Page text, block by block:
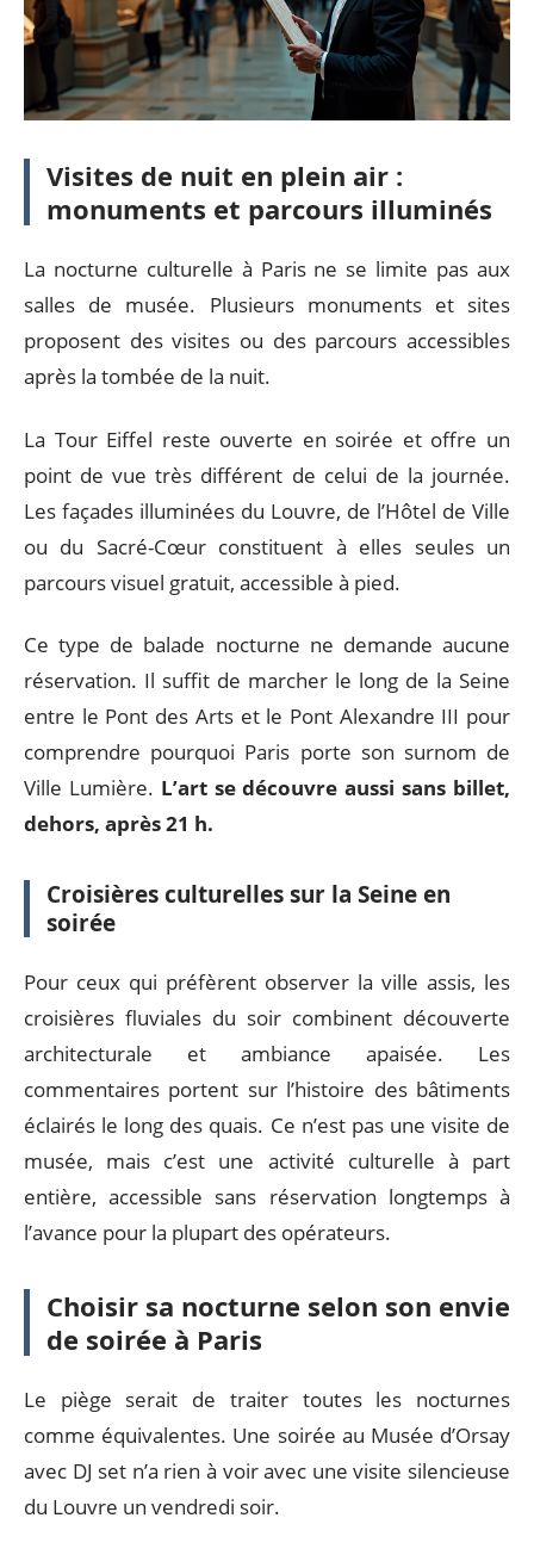
Visites de nuit en plein air :
monuments et parcours illuminés
La nocturne culturelle à Paris ne se limite pas aux
salles de musée. Plusieurs monuments et sites
proposent des visites ou des parcours accessibles
après la tombée de la nuit.
La Tour Eiffel reste ouverte en soirée et offre un
point de vue très différent de celui de la journée.
Les façades illuminées du Louvre, de l’Hôtel de Ville
ou du Sacré-Cœur constituent à elles seules un
parcours visuel gratuit, accessible à pied.
Ce type de balade nocturne ne demande aucune
réservation. Il suffit de marcher le long de la Seine
entre le Pont des Arts et le Pont Alexandre III pour
comprendre pourquoi Paris porte son surnom de
Ville Lumière. L’art se découvre aussi sans billet,
dehors, après 21 h.
Croisières culturelles sur la Seine en
soirée
Pour ceux qui préfèrent observer la ville assis, les
croisières fluviales du soir combinent découverte
architecturale et ambiance apaisée. Les
commentaires portent sur l’histoire des bâtiments
éclairés le long des quais. Ce n’est pas une visite de
musée, mais c’est une activité culturelle à part
entière, accessible sans réservation longtemps à
l’avance pour la plupart des opérateurs.
Choisir sa nocturne selon son envie
de soirée à Paris
Le piège serait de traiter toutes les nocturnes
comme équivalentes. Une soirée au Musée d’Orsay
avec DJ set n’a rien à voir avec une visite silencieuse
du Louvre un vendredi soir.